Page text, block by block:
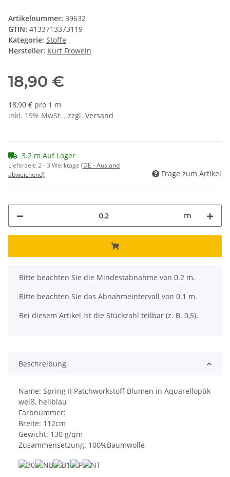
Artikelnummer: 39632
GTIN: 4133713373119
Kategorie: Stoffe
Hersteller: Kurt Frowein
18,90 €
18,90 € pro 1 m
inkl. 19% MwSt. , zzgl. Versand
3.2 m Auf Lager
Lieferzeit:2 - 3 Werktage (DE - Ausland
abweichend)
Frage zum Artikel
m
x
Bitte beachten Sie die Mindestabnahme von 0.2 m.
Bitte beachten Sie das Abnahmeintervall von 0.1 m.
Bei diesem Artikel ist die Stückzahl teilbar (z. B. 0,5).
Beschreibung
Name: Spring II Patchworkstoff Blumen in Aquarelloptik
weiß, hellblau
Farbnummer:
Breite: 112cm
Gewicht: 130 g/qm
Zusammensetzung: 100%Baumwolle